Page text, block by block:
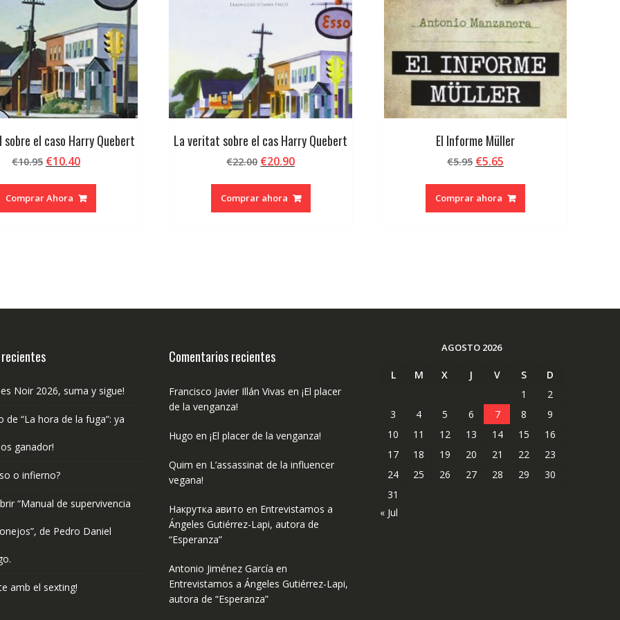
sobre el caso Harry Quebert
€10.95 El
original
era:
€10.40El
actual
es:
Comprar Ahora
La veritat sobre el cas Harry Quebert
€22.00 El
original
era:
€20.90El
actual
es:
Comprar ahora
El Informe Müller
€5.95 El
original
era:
€5.65El
actual
es:
Comprar ahora
Noir 2026, suma y sigue!
de “La hora de la fuga”: ya
ganador!
o infierno?
“Manual de supervivencia
de Pedro Daniel
amb el sexting!
Comentarios recientes
Francisco Javier Illán Vivas en ¡El placer
de la venganza!
Hugo en ¡El placer de la venganza!
Quim en L’assassinat de la influencer
vegana!
Накрутка авито en Entrevistamos a
Ángeles Gutiérrez-Lapi, autora de
“Esperanza”
Antonio Jiménez García en
Entrevistamos a Ángeles Gutiérrez-Lapi,
autora de “Esperanza”
AGOSTO 2026
L M X J V S
D
1
2
3
4 5 6 7 8
9
10
11 12 13 14 15
16
17
18 19 20 21 22
23
24
25 26 27 28 29
30
31
« Jul